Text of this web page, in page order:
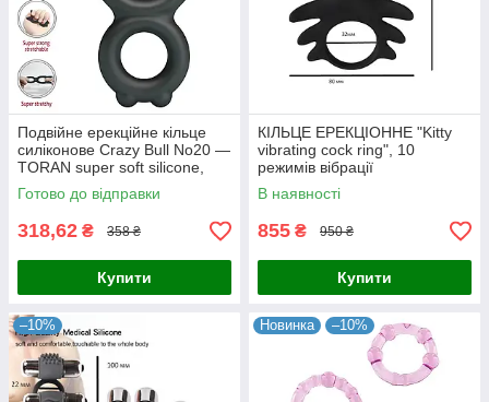
Подвійне ерекційне кільце
силіконове Crazy Bull No20 —
TORAN super soft silicone,
Новинка 2025г
Готово до відправки
318,62 ₴ 358 ₴
Купити
КІЛЬЦЕ ЕРЕКЦІОННЕ "Kitty
vibrating cock ring", 10
режимів вібрації
В наявності
855 ₴ 950 ₴
Купити
–10% Новинка –10%